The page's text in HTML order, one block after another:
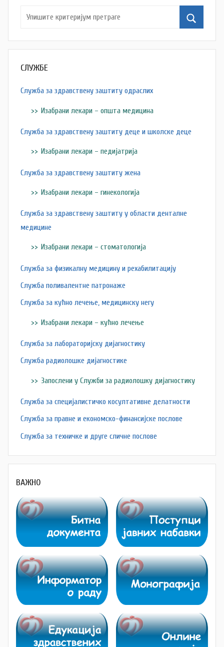
a
СЛУЖБЕ
Служба за здравствену заштиту одраслих
Изабрани лекари – општа медицина
Служба за здравствену заштиту деце и школске деце
Изабрани лекари – педијатрија
Служба за здравствену заштиту жена
Изабрани лекари – гинекологија
Служба за здравствену заштиту у области денталне
медицине
Изабрани лекари – стоматологија
Служба за физикалну медицину и рехабилитацију
Служба поливалентне патронаже
Служба за кућно лечење, медицинску негу
Изабрани лекари – кућно лечење
Служба за лабораторијску дијагностику
Служба радиолошке дијагностике
Запослени у Служби за радиолошку дијагностику
Служба за специјалистичко косултативне делатности
Служба за правне и економско-финансијске послове
Служба за техничке и друге сличне послове
ВАЖНО